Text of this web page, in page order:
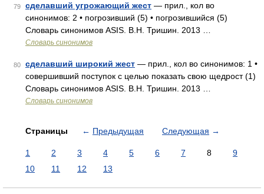
79 сделавший угрожающий жест — прил., кол во
синонимов: 2 • погрозивший (5) • погрозившийся (5)
Словарь синонимов ASIS. В.Н. Тришин. 2013 …
Словарь синонимов
80 сделавший широкий жест — прил., кол во синонимов: 1 •
совершивший поступок с целью показать свою щедрост (1)
Словарь синонимов ASIS. В.Н. Тришин. 2013 …
Словарь синонимов
Страницы ← Предыдущая Следующая →
1 2 3 4 5 6 7 8
9
10
11 12 13